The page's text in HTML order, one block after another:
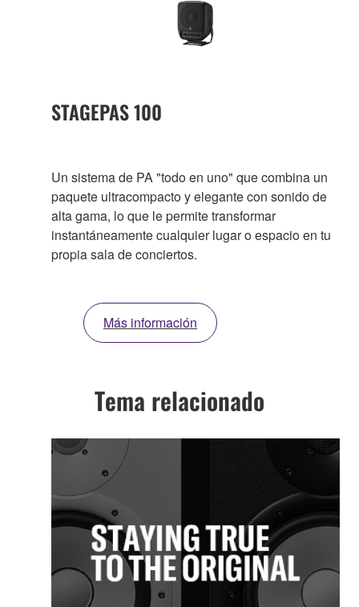
STAGEPAS 100
Un sistema de PA "todo en uno" que combina un
paquete ultracompacto y elegante con sonido de
alta gama, lo que le permite transformar
instantáneamente cualquier lugar o espacio en tu
propia sala de conciertos.
Más información
Tema relacionado